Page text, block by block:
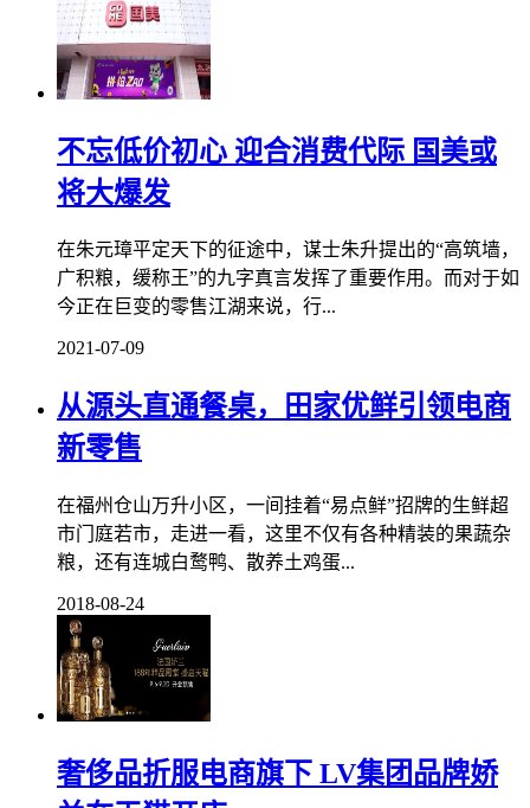
不忘低价初心 迎合消费代际 国美或
将大爆发
在朱元璋平定天下的征途中，谋士朱升提出的“高筑墙，
广积粮，缓称王”的九字真言发挥了重要作用。而对于如
今正在巨变的零售江湖来说，行...
2021-07-09
从源头直通餐桌，田家优鲜引领电商
新零售
在福州仓山万升小区，一间挂着“易点鲜”招牌的生鲜超
市门庭若市，走进一看，这里不仅有各种精装的果蔬杂
粮，还有连城白鹜鸭、散养土鸡蛋...
2018-08-24
奢侈品折服电商旗下 LV集团品牌娇